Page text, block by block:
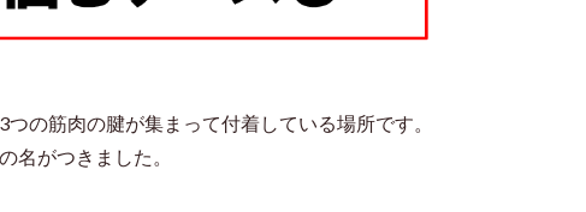
の筋肉の腱が集まって付着している場所です。
名がつきました。